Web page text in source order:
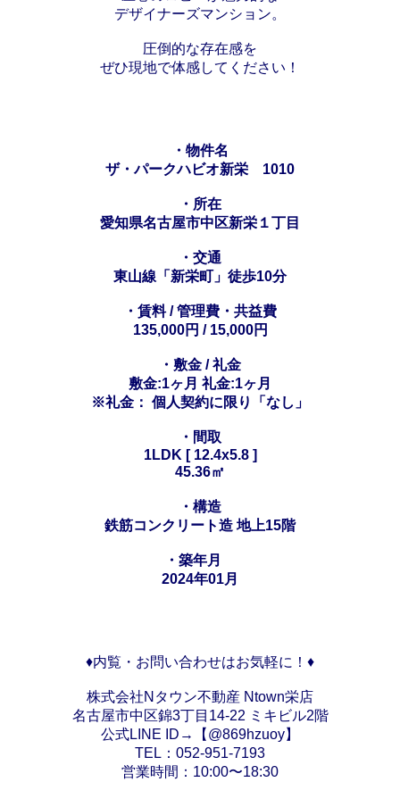
デザイナーズマンション。
圧倒的な存在感を
ぜひ現地で体感してください！
・物件名
ザ・パークハビオ新栄 1010
・所在
愛知県名古屋市中区新栄１丁目
・交通
東山線「新栄町」徒歩10分
・賃料 / 管理費・共益費
135,000円 / 15,000円
・敷金 / 礼金
敷金:1ヶ月 礼金:1ヶ月
※礼金： 個人契約に限り「なし」
・間取
1LDK [ 12.4x5.8 ]
45.36㎡
・構造
鉄筋コンクリート造 地上15階
・築年月
2024年01月
♦内覧・お問い合わせはお気軽に！♦
株式会社Nタウン不動産 Ntown栄店
名古屋市中区錦3丁目14-22 ミキビル2階
公式LINE ID→【@869hzuoy】
TEL：052-951-7193
営業時間：10:00〜18:30